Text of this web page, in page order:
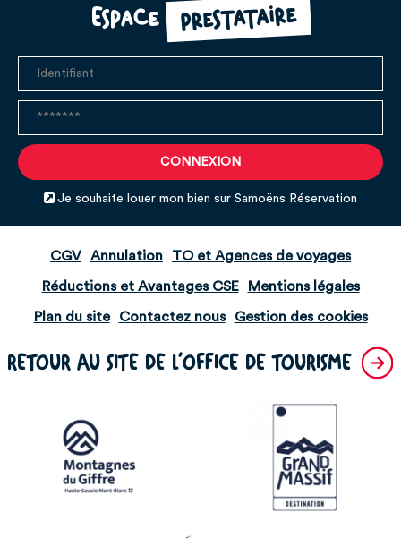
Espace prestataire
Je souhaite louer mon bien sur Samoëns Réservation
CGV Annulation TO et Agences de voyages
Réductions et Avantages CSE Mentions légales
Plan du site Contactez nous Gestion des cookies
RETOUR AU SITE DE L'OFFICE DE TOURISME